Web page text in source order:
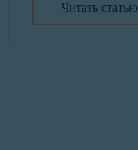
Читать статью